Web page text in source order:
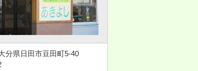
分県日田市豆田町5-40